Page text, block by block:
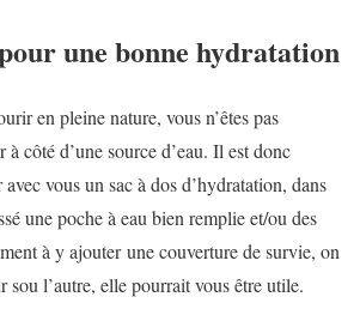
une bonne hydratation
en pleine nature, vous n’êtes pas
à côté d’une source d’eau. Il est donc
vous un sac à dos d’hydratation, dans
une poche à eau bien remplie et/ou des
à y ajouter une couverture de survie, on
sou l’autre, elle pourrait vous être utile.